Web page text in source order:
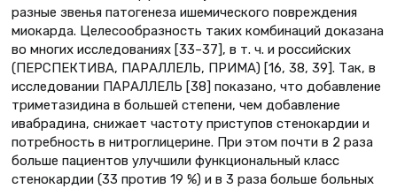
разные звенья патогенеза ишемического повреждения
миокарда. Целесообразность таких комбинаций доказана
во многих исследованиях [33–37], в т. ч. и российских
(ПЕРСПЕКТИВА, ПАРАЛЛЕЛЬ, ПРИМА) [16, 38, 39]. Так, в
исследовании ПАРАЛЛЕЛЬ [38] показано, что добавление
триметазидина в большей степени, чем добавление
ивабрадина, снижает частоту приступов стенокардии и
потребность в нитроглицерине. При этом почти в 2 раза
больше пациентов улучшили функциональный класс
стенокардии (33 против 19 %) и в 3 раза больше больных